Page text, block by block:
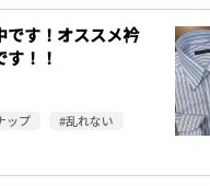
です！オススメ衿
！！
ップ
#乱れない